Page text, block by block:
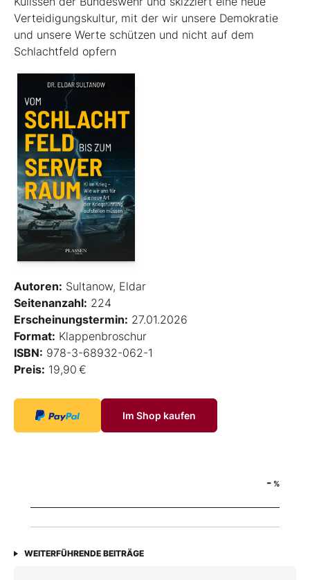
Verteidigungskultur, mit der wir unsere Demokratie
und unsere Werte schützen und nicht auf dem
Schlachtfeld opfern
Autoren: Sultanow, Eldar
Seitenanzahl: 224
Erscheinungstermin: 27.01.2026
Format: Klappenbroschur
ISBN: 978-3-68932-062-1
Preis: 19,90 €
Im Shop kaufen
- %
WEITERFÜHRENDE BEITRÄGE